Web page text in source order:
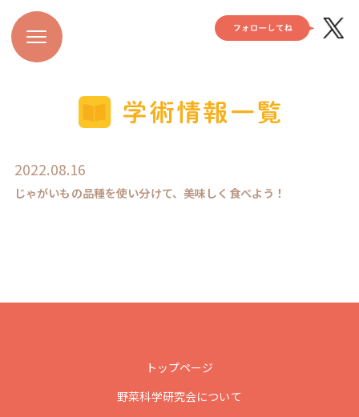
2022.08.16
じゃがいもの品種を使い分けて、美味しく食べよう！
トップページ
野菜科学研究会について